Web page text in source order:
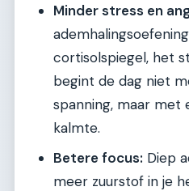
Minder stress en
cortisolspiegel, het
begint de dag niet
spanning, maar met
kalmte.
Betere focus: Diep
meer zuurstof in je